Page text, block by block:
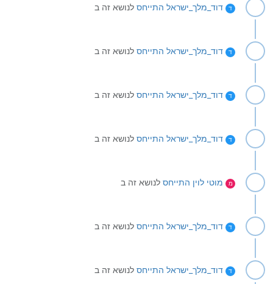
ד דוד_מלך_ישראל התייחס לנושא זה ב
ד דוד_מלך_ישראל התייחס לנושא זה ב
ד דוד_מלך_ישראל התייחס לנושא זה ב
ד דוד_מלך_ישראל התייחס לנושא זה ב
מ מוטי לוין התייחס לנושא זה ב
ד דוד_מלך_ישראל התייחס לנושא זה ב
ד דוד_מלך_ישראל התייחס לנושא זה ב